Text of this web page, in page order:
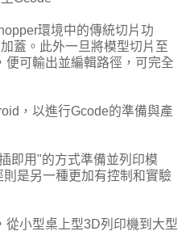
環境中的傳統切片功
蓋。此外一旦將模型切片至
便可輸出並編輯路徑，可完全
，以進行Gcode的準備與產
即用"的方式準備並列印模
是另一種更加有控制和實驗
從小型桌上型3D列印機到大型